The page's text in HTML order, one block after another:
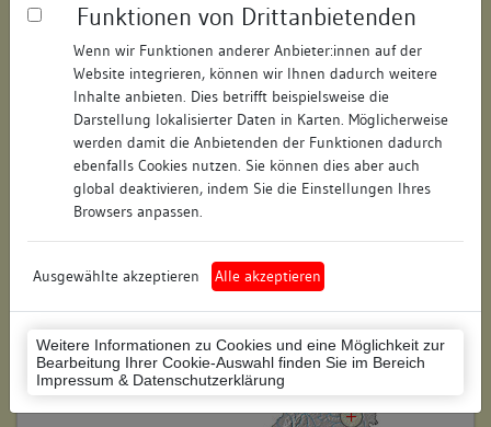
Funktionen von Drittanbietenden
Wenn wir Funktionen anderer Anbieter:innen auf der
Website integrieren, können wir Ihnen dadurch weitere
Inhalte anbieten. Dies betrifft beispielsweise die
Darstellung lokalisierter Daten in Karten. Möglicherweise
werden damit die Anbietenden der Funktionen dadurch
ebenfalls Cookies nutzen. Sie können dies aber auch
global deaktivieren, indem Sie die Einstellungen Ihres
Browsers anpassen.
Ausgewählte akzeptieren Alle akzeptieren
Weitere Informationen zu Cookies und eine Möglichkeit zur
Bearbeitung Ihrer Cookie-Auswahl finden Sie im Bereich
Impressum & Datenschutzerklärung
Postleitzahl: 73525
Stadt-Teilort: Schwäbisch Gmünd
Regierungsbezirk: Stuttgart
Ostalbkreis (Landkreis)
Wohnplatzschlüssel: 8136065056
Flurstücknummer: keine
Historischer Straßenname: keiner
Lage des Wohnplatzes: